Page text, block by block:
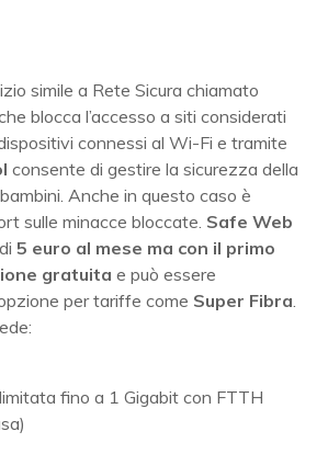
simile a Rete Sicura chiamato
che blocca l’accesso a siti considerati
connessi al Wi-Fi e tramite
consente di gestire la sicurezza della
Anche in questo caso è
sulle minacce bloccate. Safe Web
5 euro al mese ma con il primo
gratuita e può essere
per tariffe come Super Fibra
fino a 1 Gigabit con FTTH